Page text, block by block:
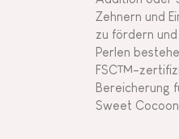
Zehnern und
zu fördern
Perlen
FSC™-
Bereicherung
Sweet Cocoon.